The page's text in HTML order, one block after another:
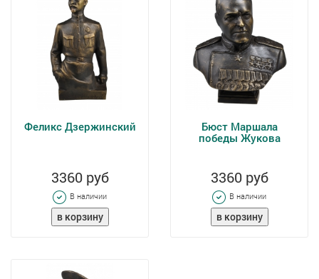
Феликс Дзержинский
3360 руб
В наличии
Бюст Маршала
победы Жукова
3360 руб
В наличии